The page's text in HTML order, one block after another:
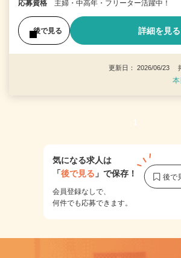
応募資格 主婦・中高年・フリーター活躍中！
後で見る 詳細を見る
更新日： 2026/06/23
1
気になる求人は
「後で見る 」で保存！
会員登録なしで、
何件でも応募できます。